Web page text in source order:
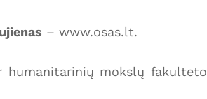
– www.osas.lt.
mokslų fakulteto